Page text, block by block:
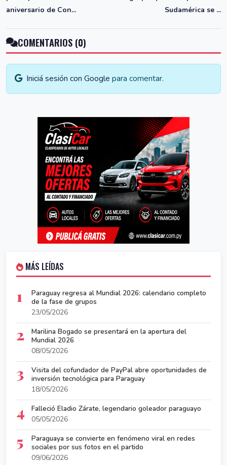
aniversario de Con...
Sudamérica se ...
COMENTARIOS (0)
Iniciá sesión con Google para comentar.
MÁS LEÍDAS
1
Paraguay regresa al Mundial 2026: calendario completo
de la fase de grupos
23/05/2026
2
Marilina Bogado se presentará en la apertura del
Mundial 2026
08/05/2026
3
Visita del cofundador de PayPal abre oportunidades de
inversión tecnológica para Paraguay
18/05/2026
4
Falleció Eladio Zárate, legendario goleador paraguayo
05/05/2026
5
Paraguaya se convierte en fenómeno viral en redes
sociales por sus fotos en el partido
09/06/2026